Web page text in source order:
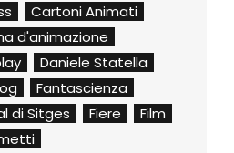
Cartoni Animati
d'animazione
Daniele Statella
Fantascienza
di Sitges Fiere
Film